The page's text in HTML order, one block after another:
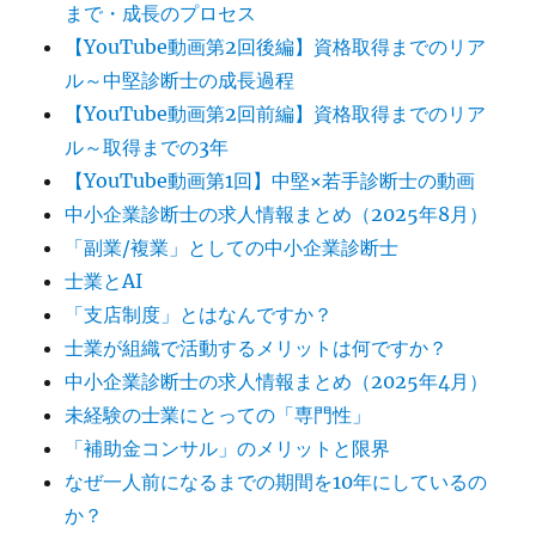
まで・成長のプロセス
【YouTube動画第2回後編】資格取得までのリア
ル～中堅診断士の成長過程
【YouTube動画第2回前編】資格取得までのリア
ル～取得までの3年
【YouTube動画第1回】中堅×若手診断士の動画
中小企業診断士の求人情報まとめ（2025年8月）
「副業/複業」としての中小企業診断士
士業とAI
「支店制度」とはなんですか？
士業が組織で活動するメリットは何ですか？
中小企業診断士の求人情報まとめ（2025年4月）
未経験の士業にとっての「専門性」
「補助金コンサル」のメリットと限界
なぜ一人前になるまでの期間を10年にしているの
か？